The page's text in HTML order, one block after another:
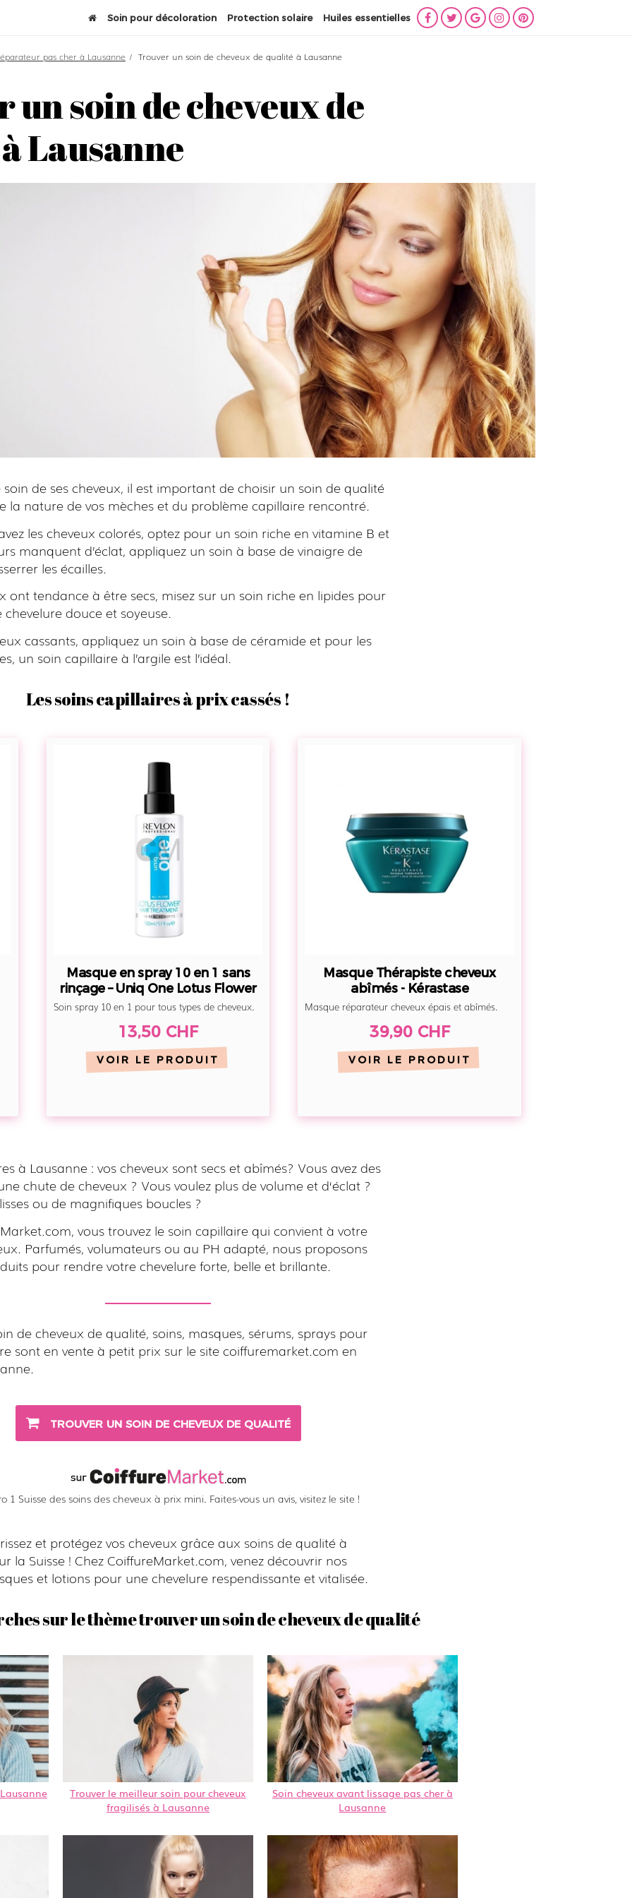
Soin pour décoloration Protection solaire Huiles essentielles
LienLienLienLienLien
pas cher à Lausanne Trouver un soin de cheveux de qualité à Lausanne
un soin de cheveux de
Lausanne
de ses cheveux, il est important de choisir un soin de qualité
la nature de vos mèches et du problème capillaire rencontré.
les cheveux colorés, optez pour un soin riche en vitamine B et
manquent d’éclat, appliquez un soin à base de vinaigre de
les écailles.
ont tendance à être secs, misez sur un soin riche en lipides pour
douce et soyeuse.
cassants, appliquez un soin à base de céramide et pour les
un soin capillaire à l’argile est l’idéal.
Les soins capillaires à prix cassés !
en
spray
en
1
sans
rinçage
–
Uniq
One
Flower
Masque en spray 10 en 1 sans
rinçage – Uniq One Lotus Flower
Soin spray 10 en 1 pour tous types de cheveux.
13,50 CHF
VOIR LE PRODUIT
-
Kérastase
Masque Thérapiste cheveux
abîmés - Kérastase
Masque réparateur cheveux épais et abîmés.
39,90 CHF
VOIR LE PRODUIT
à Lausanne : vos cheveux sont secs et abîmés? Vous avez des
chute de cheveux ? Vous voulez plus de volume et d‘éclat ?
ou de magnifiques boucles ?
vous trouvez le soin capillaire qui convient à votre
Parfumés, volumateurs ou au PH adapté, nous proposons
pour rendre votre chevelure forte, belle et brillante.
de cheveux de qualité, soins, masques, sérums, sprays pour
sont en vente à petit prix sur le site coiffuremarket.com en
TROUVER UN SOIN DE CHEVEUX DE QUALITÉ
1 Suisse des soins des cheveux à prix mini. Faites-vous un avis, visitez le site !
et protégez vos cheveux grâce aux soins de qualité à
la Suisse ! Chez CoiffureMarket.com, venez découvrir nos
et lotions pour une chevelure respendissante et vitalisée.
sur le thème trouver un soin de cheveux de qualité
Trouver le meilleur soin pour cheveux
fragilisés à Lausanne
Soin cheveux avant lissage pas cher à
Lausanne